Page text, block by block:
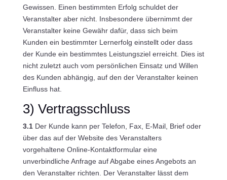
Gewissen. Einen bestimmten Erfolg schuldet der
Veranstalter aber nicht. Insbesondere übernimmt der
Veranstalter keine Gewähr dafür, dass sich beim
Kunden ein bestimmter Lernerfolg einstellt oder dass
der Kunde ein bestimmtes Leistungsziel erreicht. Dies ist
nicht zuletzt auch vom persönlichen Einsatz und Willen
des Kunden abhängig, auf den der Veranstalter keinen
Einfluss hat.
3) Vertragsschluss
3.1Der Kunde kann per Telefon, Fax, E-Mail, Brief oder
über das auf der Website des Veranstalters
vorgehaltene Online-Kontaktformular eine
unverbindliche Anfrage auf Abgabe eines Angebots an
den Veranstalter richten. Der Veranstalter lässt dem